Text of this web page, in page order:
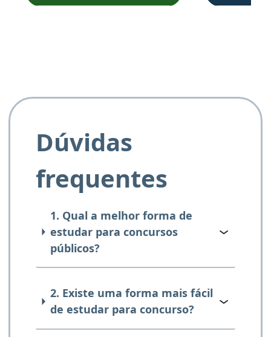
Dúvidas
frequentes
1. Qual a melhor forma de
estudar para concursos
públicos?
2. Existe uma forma mais fácil
de estudar para concurso?